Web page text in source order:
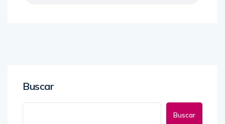
Buscar
Buscar